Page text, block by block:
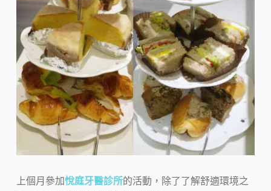
上個月參加悅庭牙醫診所的活動，除了了解舒適環境之